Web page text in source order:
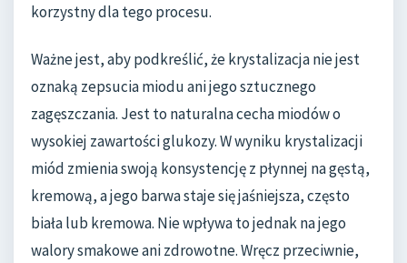
korzystny dla tego procesu.
Ważne jest, aby podkreślić, że krystalizacja nie jest
oznaką zepsucia miodu ani jego sztucznego
zagęszczania. Jest to naturalna cecha miodów o
wysokiej zawartości glukozy. W wyniku krystalizacji
miód zmienia swoją konsystencję z płynnej na gęstą,
kremową, a jego barwa staje się jaśniejsza, często
biała lub kremowa. Nie wpływa to jednak na jego
walory smakowe ani zdrowotne. Wręcz przeciwnie,